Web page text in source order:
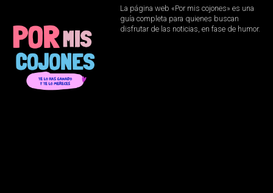
La página web «Por mis cojones» es una
guía completa para quienes buscan
disfrutar de las noticias, en fase de humor.